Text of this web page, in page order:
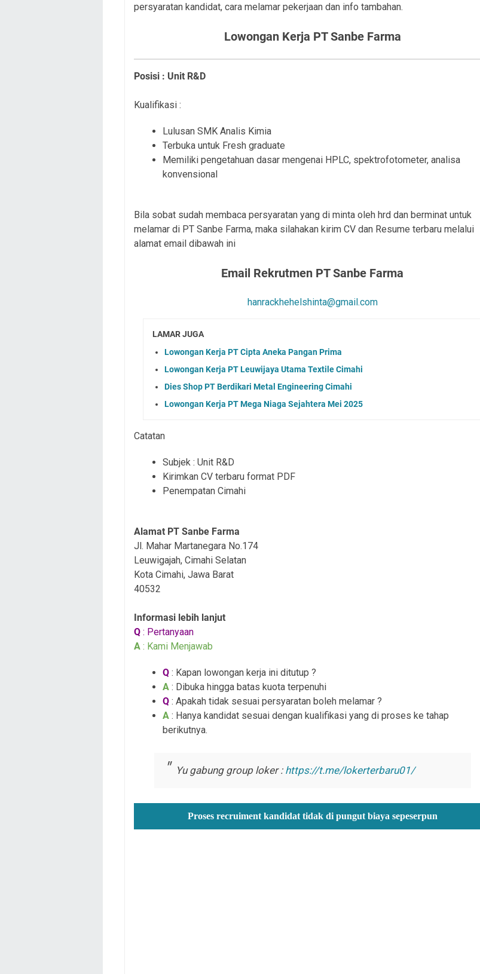
persyaratan kandidat, cara melamar pekerjaan dan info tambahan.
Lowongan Kerja PT Sanbe Farma
Posisi : Unit R&D
Kualifikasi :
Lulusan SMK Analis Kimia
Terbuka untuk Fresh graduate
Memiliki pengetahuan dasar mengenai HPLC, spektrofotometer, analisa
konvensional
Bila sobat sudah membaca persyaratan yang di minta oleh hrd dan berminat untuk
melamar di PT Sanbe Farma, maka silahakan kirim CV dan Resume terbaru melalui
alamat email dibawah ini
Email Rekrutmen PT Sanbe Farma
hanrackhehelshinta@gmail.com
LAMAR JUGA
Lowongan Kerja PT Cipta Aneka Pangan Prima
Lowongan Kerja PT Leuwijaya Utama Textile Cimahi
Dies Shop PT Berdikari Metal Engineering Cimahi
Lowongan Kerja PT Mega Niaga Sejahtera Mei 2025
Catatan
Subjek : Unit R&D
Kirimkan CV terbaru format PDF
Penempatan Cimahi
Alamat PT Sanbe Farma
Jl. Mahar Martanegara No.174
Leuwigajah, Cimahi Selatan
Kota Cimahi, Jawa Barat
40532
Informasi lebih lanjut
Q : Pertanyaan
A : Kami Menjawab
Q : Kapan lowongan kerja ini ditutup ?
A : Dibuka hingga batas kuota terpenuhi
Q : Apakah tidak sesuai persyaratan boleh melamar ?
A : Hanya kandidat sesuai dengan kualifikasi yang di proses ke tahap
berikutnya.
Yu gabung group loker : https://t.me/lokerterbaru01/
Proses recruiment kandidat tidak di pungut biaya sepeserpun